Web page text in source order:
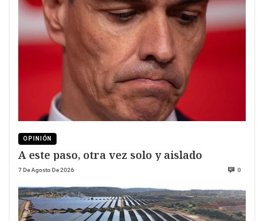
OPINIÓN
A este paso, otra vez solo y aislado
7 De Agosto De 2026 0